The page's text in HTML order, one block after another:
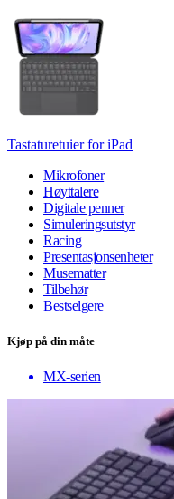
Tastaturetuier for iPad
Mikrofoner
Høyttalere
Digitale penner
Simuleringsutstyr
Racing
Presentasjonsenheter
Musematter
Tilbehør
Bestselgere
Kjøp på din måte
MX-serien